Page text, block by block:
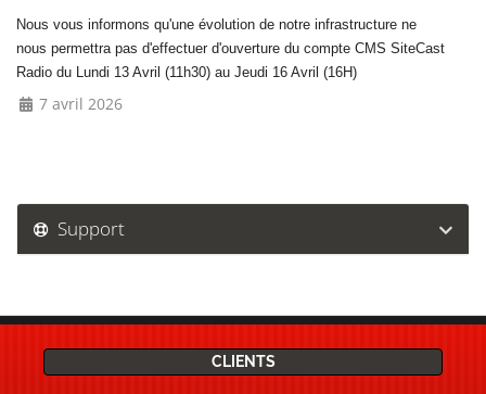
Nous vous informons qu'une évolution de notre infrastructure ne
nous permettra pas d'effectuer d'ouverture du compte CMS SiteCast
Radio du Lundi 13 Avril (11h30) au Jeudi 16 Avril (16H)
7 avril 2026
Support
CLIENTS